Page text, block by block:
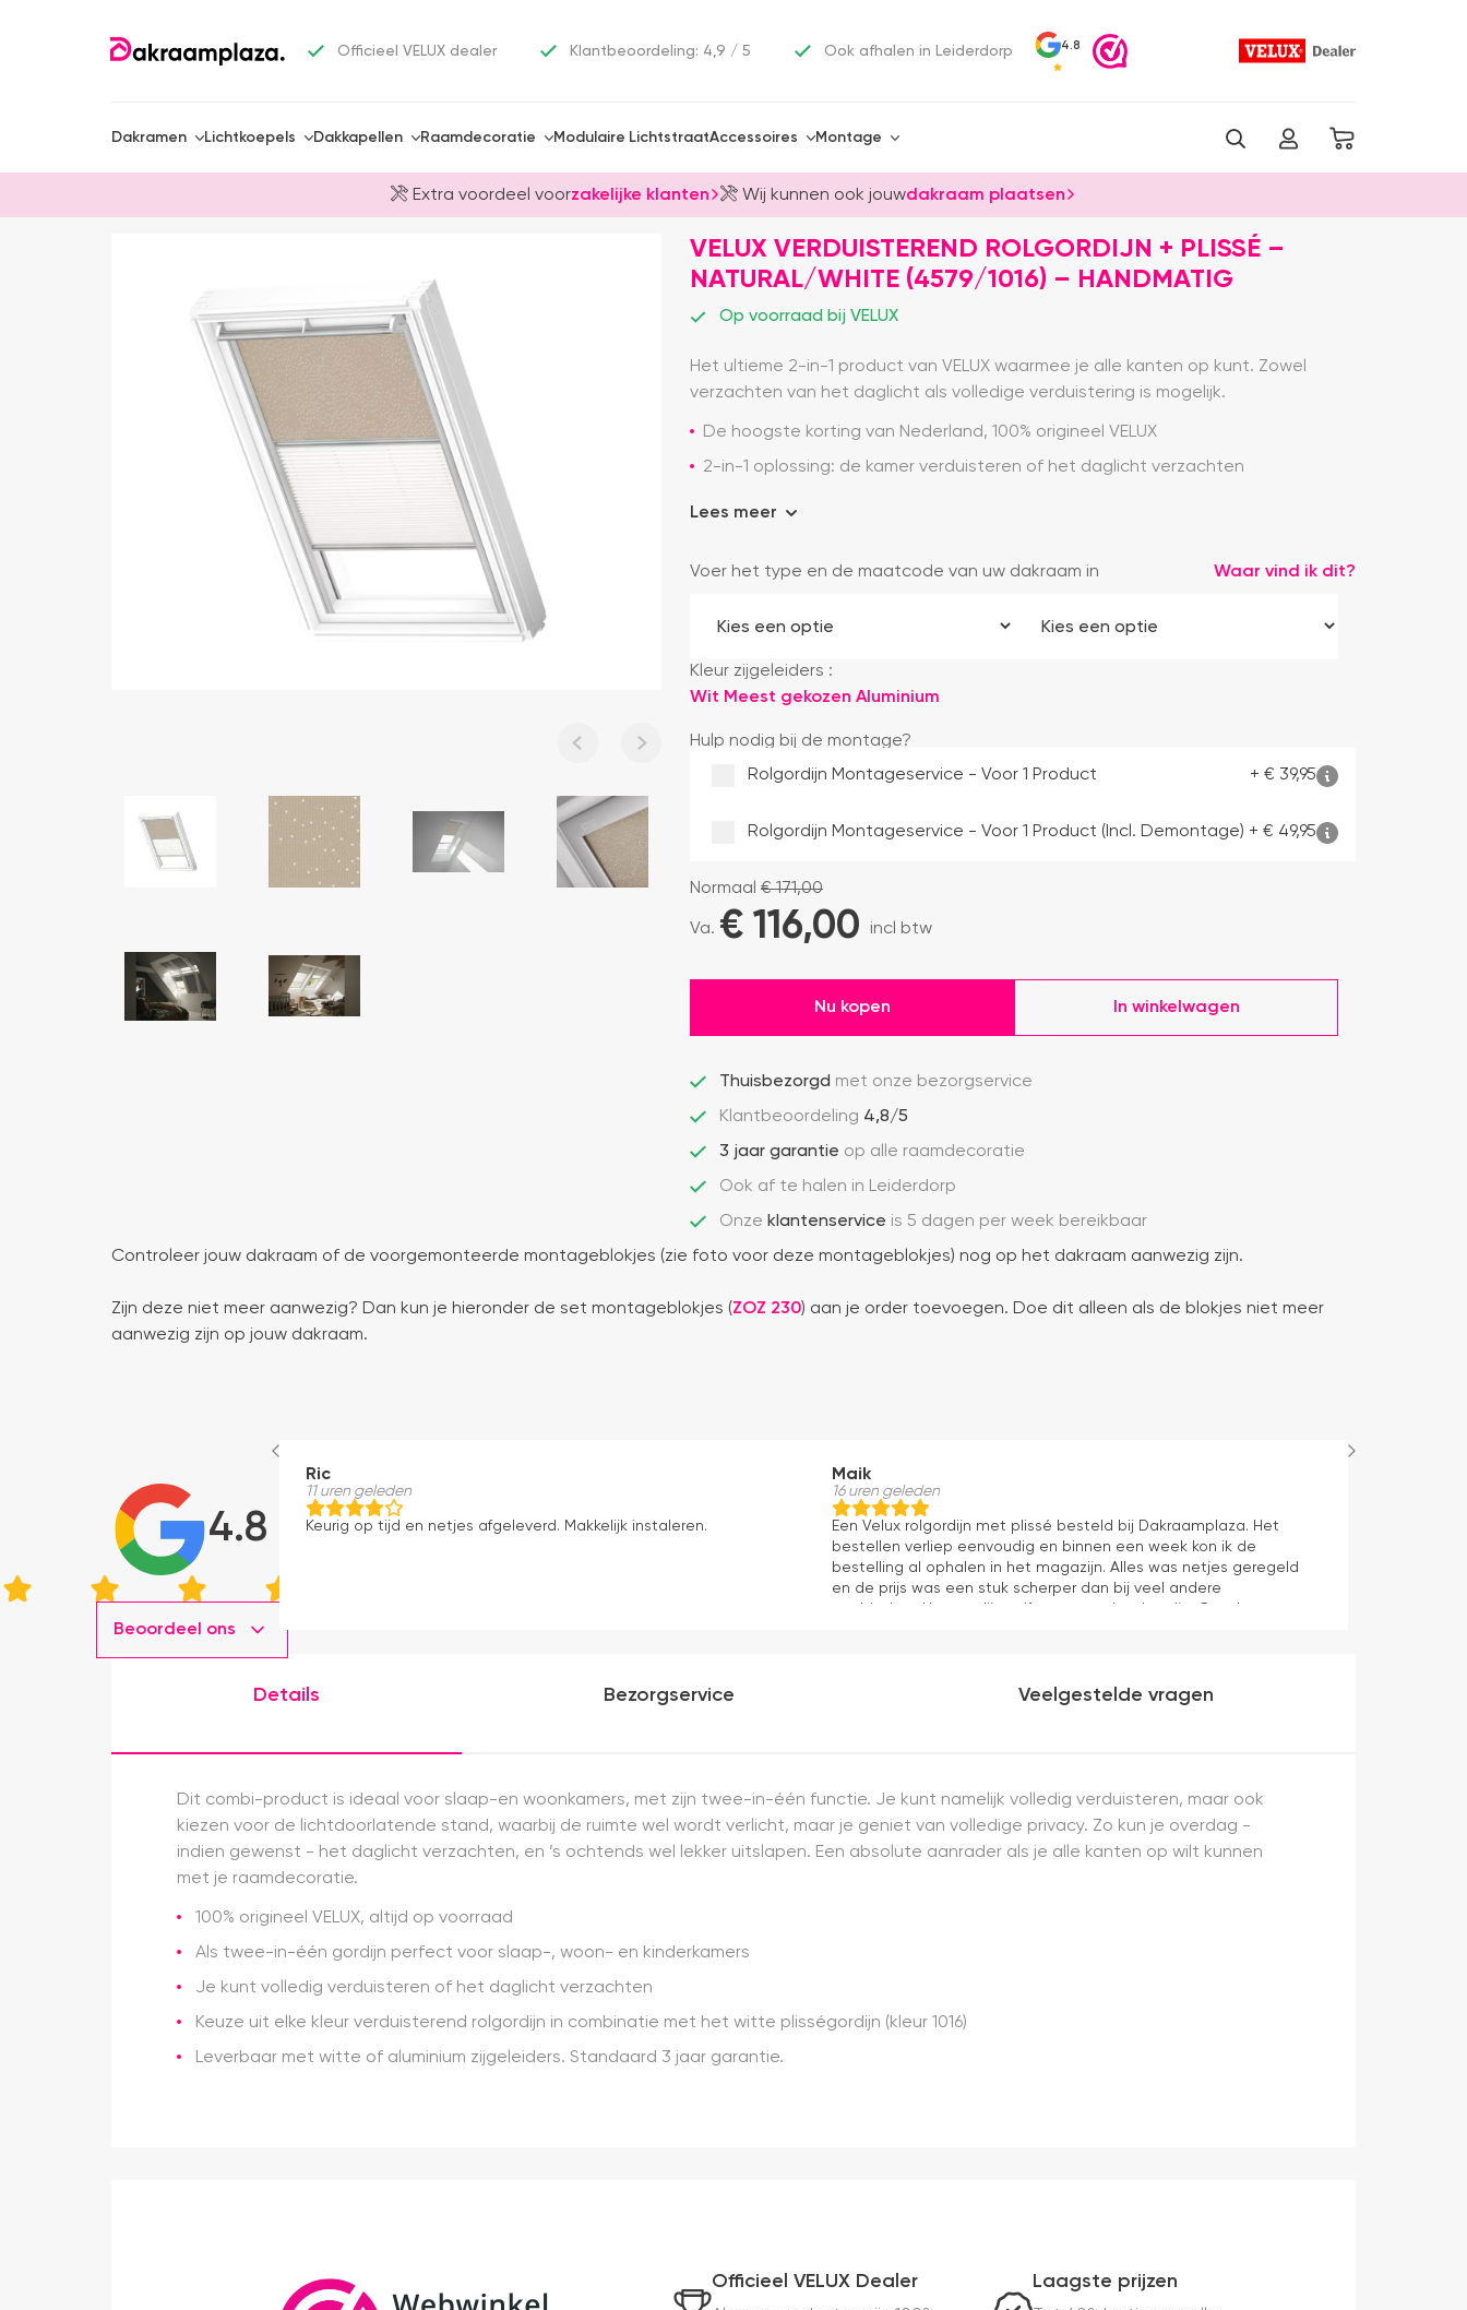
Officieel VELUX dealer Klantbeoordeling: 4,9 / 5 Ook afhalen in Leiderdorp 4.8
Dakramen Lichtkoepels Dakkapellen Raamdecoratie Modulaire LichtstraatAccessoires Montage
Extra voordeel voorzakelijke klanten Wij kunnen ook jouwdakraam plaatsen
VELUX VERDUISTEREND ROLGORDIJN + PLISSÉ –
NATURAL/WHITE (4579/1016) – HANDMATIG
Op voorraad bij VELUX
Het ultieme 2-in-1 product van VELUX waarmee je alle kanten op kunt. Zowel
verzachten van het daglicht als volledige verduistering is mogelijk.
De hoogste korting van Nederland, 100% origineel VELUX
2-in-1 oplossing: de kamer verduisteren of het daglicht verzachten
Lees meer
Voer het type en de maatcode van uw dakraam in Waar vind ik dit?
Kleur zijgeleiders :
Wit Meest gekozen Aluminium
Hulp nodig bij de montage?
Rolgordijn Montageservice - Voor 1 Product
+ € 39,95
Rolgordijn Montageservice - Voor 1 Product (incl. Demontage) + € 49,95
Normaal €171,00
Va. € 116,00 incl btw
Nu kopen In winkelwagen
Thuisbezorgd met onze bezorgservice
Klantbeoordeling 4,8/5
3 jaar garantie op alle raamdecoratie
Ook af te halen in Leiderdorp
Onze klantenservice is 5 dagen per week bereikbaar
Controleer jouw dakraam of de voorgemonteerde montageblokjes (zie foto voor deze montageblokjes) nog op het dakraam aanwezig zijn.
Zijn deze niet meer aanwezig? Dan kun je hieronder de set montageblokjes (ZOZ 230) aan je order toevoegen. Doe dit alleen als de blokjes niet meer
aanwezig zijn op jouw dakraam.
4.8
Beoordeel ons
Ric
11 uren geleden
Keurig op tijd en netjes afgeleverd. Makkelijk instaleren.
Maik
16 uren geleden
Een Velux rolgordijn met plissé besteld bij Dakraamplaza. Het
bestellen verliep eenvoudig en binnen een week kon ik de
bestelling al ophalen in het magazijn. Alles was netjes geregeld
en de prijs was een stuk scherper dan bij veel andere
aanbieders. Het gordijn zelf mag er ook zeker zijn. Goede
Details Bezorgservice Veelgestelde vragen
Dit combi-product is ideaal voor slaap-en woonkamers, met zijn twee-in-één functie. Je kunt namelijk volledig verduisteren, maar ook
kiezen voor de lichtdoorlatende stand, waarbij de ruimte wel wordt verlicht, maar je geniet van volledige privacy. Zo kun je overdag -
indien gewenst - het daglicht verzachten, en ’s ochtends wel lekker uitslapen. Een absolute aanrader als je alle kanten op wilt kunnen
met je raamdecoratie.
100% origineel VELUX, altijd op voorraad
Als twee-in-één gordijn perfect voor slaap-, woon- en kinderkamers
Je kunt volledig verduisteren of het daglicht verzachten
Keuze uit elke kleur verduisterend rolgordijn in combinatie met het witte plisségordijn (kleur 1016)
Leverbaar met witte of aluminium zijgeleiders. Standaard 3 jaar garantie.
Officieel VELUX Dealer Laagste prijzen